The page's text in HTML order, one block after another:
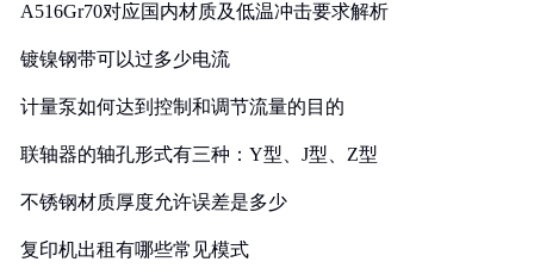
A516Gr70对应国内材质及低温冲击要求解析
镀镍钢带可以过多少电流
计量泵如何达到控制和调节流量的目的
联轴器的轴孔形式有三种：Y型、J型、Z型
不锈钢材质厚度允许误差是多少
复印机出租有哪些常见模式